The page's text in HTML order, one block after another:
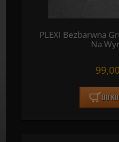
PLEXI Bezbarwna
Na
DO